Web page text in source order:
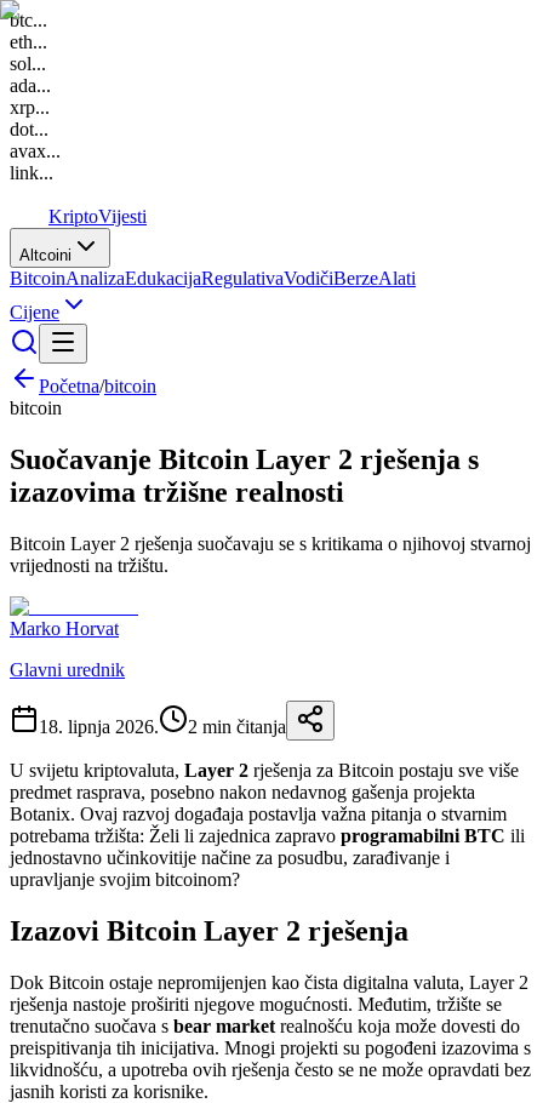
btc...
eth...
sol...
ada...
xrp...
dot...
avax...
link...
KriptoVijesti
Altcoini
BitcoinAnalizaEdukacijaRegulativaVodičiBerzeAlati
Cijene
Početna/bitcoin
bitcoin
Suočavanje Bitcoin Layer 2 rješenja s
izazovima tržišne realnosti
Bitcoin Layer 2 rješenja suočavaju se s kritikama o njihovoj stvarnoj
vrijednosti na tržištu.
Marko Horvat
Glavni urednik
18. lipnja 2026. 2 min čitanja
U svijetu kriptovaluta, Layer 2 rješenja za Bitcoin postaju sve više
predmet rasprava, posebno nakon nedavnog gašenja projekta
Botanix. Ovaj razvoj događaja postavlja važna pitanja o stvarnim
potrebama tržišta: Želi li zajednica zapravo programabilni BTC ili
jednostavno učinkovitije načine za posudbu, zarađivanje i
upravljanje svojim bitcoinom?
Izazovi Bitcoin Layer 2 rješenja
Dok Bitcoin ostaje nepromijenjen kao čista digitalna valuta, Layer 2
rješenja nastoje proširiti njegove mogućnosti. Međutim, tržište se
trenutačno suočava s bear market realnošću koja može dovesti do
preispitivanja tih inicijativa. Mnogi projekti su pogođeni izazovima s
likvidnošću, a upotreba ovih rješenja često se ne može opravdati bez
jasnih koristi za korisnike.